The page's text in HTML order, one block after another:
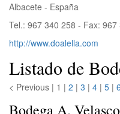
Albacete - España
Tel.: 967 340 258 - Fax: 967
http://www.doalella.com
Listado de
< Previous | 1 | 2 | 3 | 4 | 5 | 6
Bodega A.